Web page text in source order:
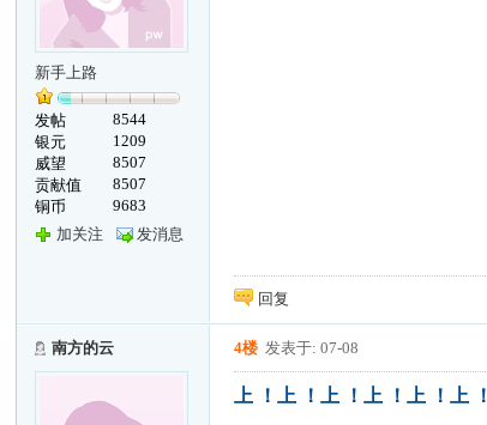
新手上路
发帖
8544
银元
1209
威望
8507
贡献值
8507
铜币
9683
加关注
发消息
回复
南方的云 4楼 发表于: 07-08
上 ！上 ！上 ！上 ！上 ！上 ！